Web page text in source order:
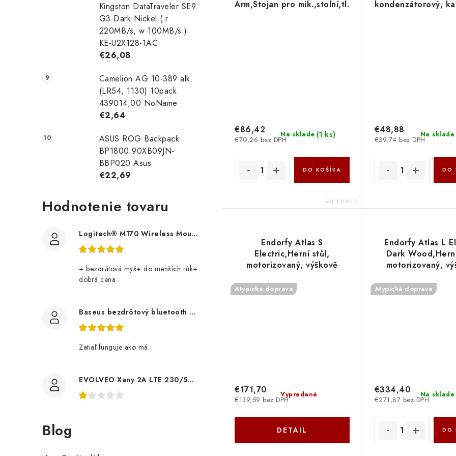
Kingston DataTraveler SE9
G3 Dark Nickel ( r
220MB/s, w 100MB/s )
KE-U2X128-1AC
€26,08
Camelion AG 10-389 alk.
(LR54, 1130) 10pack
439014,00 NoName
€2,64
ASUS ROG Backpack
BP1800 90XB09JN-
BBP020 Asus
€22,69
Hodnotenie tovaru
Logitech® M170 Wireless Mouse GREY 910-004642
+ bezdrátová myš+ do menších rúk+
dobrá cena
Baseus bezdrôtový bluetooth adaptér BA07 čierny 6932172622497 NoName
Zatiaľ funguje ako má.
EVOLVEO Xany 2A LTE 230/5V, 45dBi aktivní pokojová anténa DVB-T/T2, LTE filtr tdexany2a Evolveo
Blog
Arm,Stojan pro mik.,stolní,tl.
Na sklade (1 ks)
€70,26 bez DPH
€86,42
DO KOŠÍKA
Kód: EY0A010
kondenzátorový,
Na sklade
€39,74 bez DPH
€48,88
DO
Endorfy Atlas S
Electric,Herní stůl,
motorizovaný, výškově
management, 114×60cm,
nosnost 50kg, černý
Atypická doprava
Vypredané
€139,59 bez DPH
€171,70
DETAIL
Endorfy Atlas L
Dark
motorizovaný,
80kg,hnědo-
Atypická doprava
Na sklade
€271,87 bez DPH
€334,40
DO